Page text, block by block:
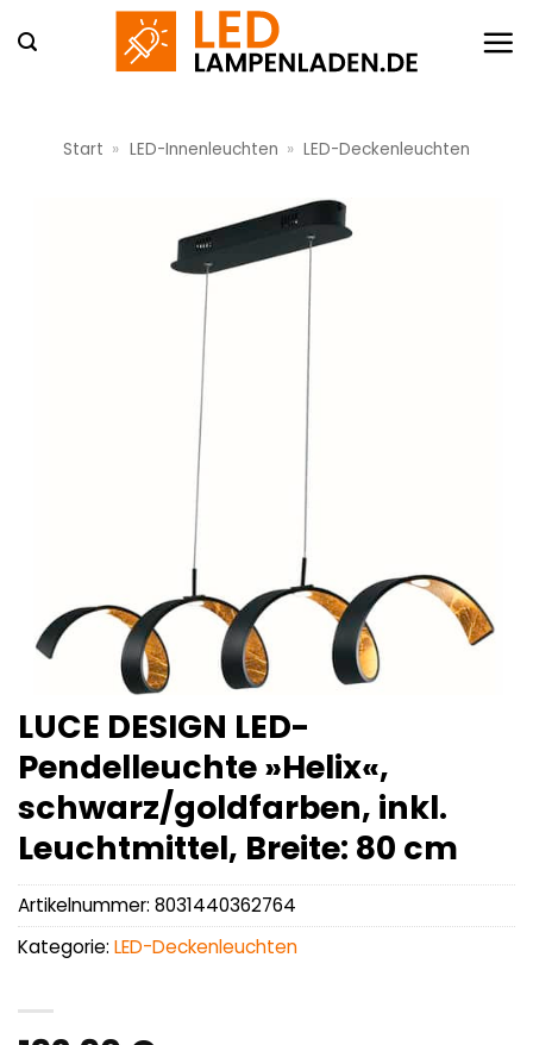
Inhalt
Start » LED-Innenleuchten » LED-Deckenleuchten
LUCE DESIGN LED-
Pendelleuchte »Helix«,
schwarz/goldfarben, inkl.
Leuchtmittel, Breite: 80 cm
Artikelnummer: 8031440362764
Kategorie: LED-Deckenleuchten